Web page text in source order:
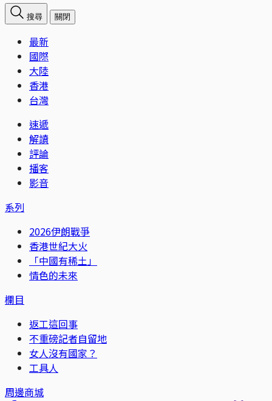
搜尋 關閉
最新
國際
大陸
香港
台灣
速遞
解讀
評論
播客
影音
系列
2026伊朗戰爭
香港世紀大火
「中國有稀土」
情色的未來
欄目
返工這回事
不重磅記者自留地
女人沒有國家？
工具人
周邊商城